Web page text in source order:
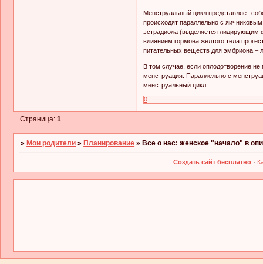
Менструальный цикл представляет
происходят параллельно с
эстрадиола (выделяется лидирующим
влиянием гормона желтого тела
питательных веществ для эмбриона –
В том случае, если оплодотворение не
менструация. Параллельно с
менструальный цикл.
0
Страница:1
» Мои родители » Планирование » Все о нас: женское "начало" в
Создать сайт бесплатно ·